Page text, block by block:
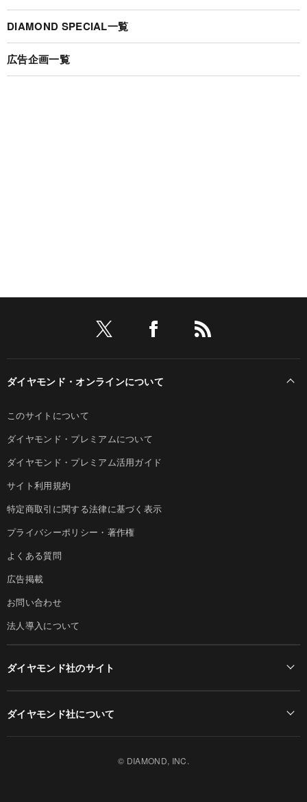
DIAMOND SPECIAL一覧
広告企画一覧
ダイヤモンド・オンラインについて
このサイトについて
ダイヤモンド・プレミアムについて
ダイヤモンド・プレミアム活用ガイド
サイト利用規約
特定商取引に関する法律に基づく表示
プライバシーポリシー・著作権
よくある質問
広告掲載
お問い合わせ
法人導入について
ダイヤモンド社のサイト
ダイヤモンド社について
© DIAMOND, INC.